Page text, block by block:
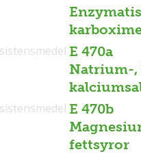
E 470a
Natrium-
E 470b
fettsyror